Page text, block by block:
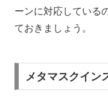
ーンに対応している
ておきましょう。
メタマスクイン